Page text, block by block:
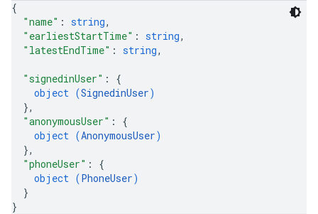
{
"name" : string,
"earliestStartTime" : string,
"latestEndTime" : string,
"signedinUser" : {
object (SignedinUser)
},
"anonymousUser" : {
object (AnonymousUser)
},
"phoneUser" : {
object (PhoneUser)
}
}